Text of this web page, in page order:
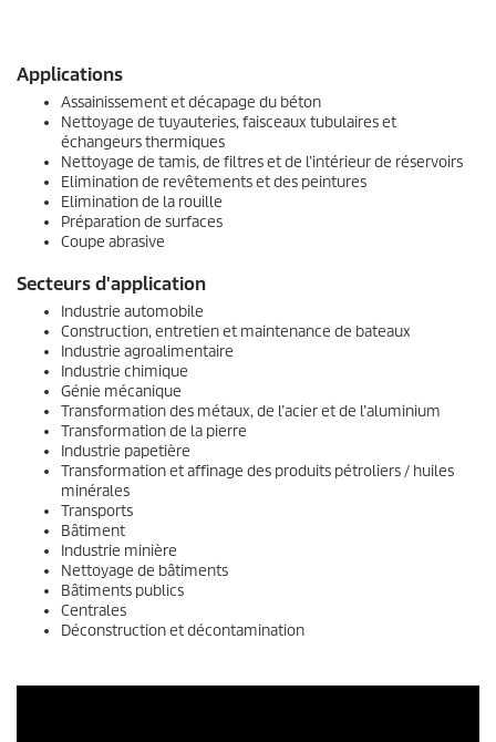
Applications
Assainissement et décapage du béton
Nettoyage de tuyauteries, faisceaux tubulaires et
échangeurs thermiques
Nettoyage de tamis, de filtres et de l’intérieur de réservoirs
Elimination de revêtements et des peintures
Elimination de la rouille
Préparation de surfaces
Coupe abrasive
Secteurs d'application
Industrie automobile
Construction, entretien et maintenance de bateaux
Industrie agroalimentaire
Industrie chimique
Génie mécanique
Transformation des métaux, de l’acier et de l’aluminium
Transformation de la pierre
Industrie papetière
Transformation et affinage des produits pétroliers / huiles
minérales
Transports
Bâtiment
Industrie minière
Nettoyage de bâtiments
Bâtiments publics
Centrales
Déconstruction et décontamination